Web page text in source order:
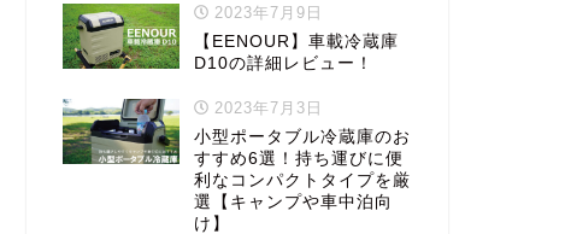
2023年7月9日
【EENOUR】車載冷蔵庫
D10の詳細レビュー！
2023年7月3日
小型ポータブル冷蔵庫のお
すすめ6選！持ち運びに便
利なコンパクトタイプを厳
選【キャンプや車中泊向
け】